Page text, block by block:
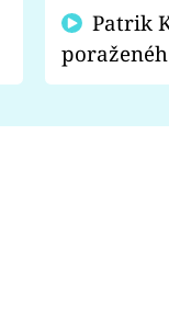
fanoušci